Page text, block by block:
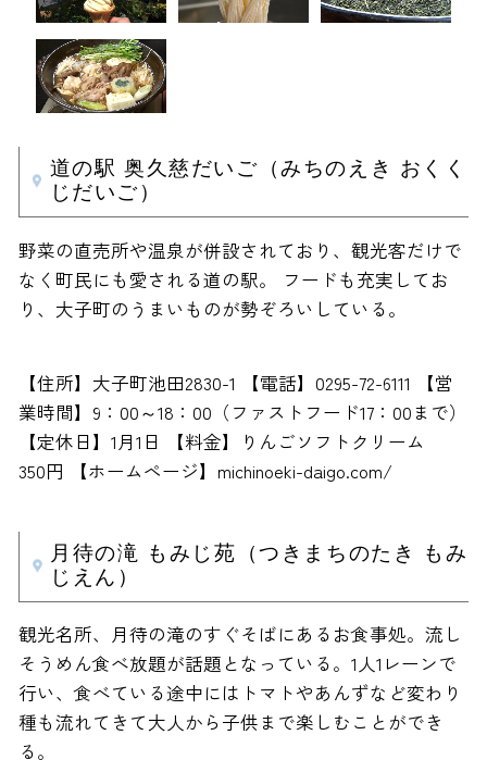
道の駅 奥久慈だいご（みちのえき おくく
じだいご）
野菜の直売所や温泉が併設されており、観光客だけで
なく町民にも愛される道の駅。 フードも充実してお
り、大子町のうまいものが勢ぞろいしている。
【住所】大子町池田2830-1 【電話】0295-72-6111 【営
業時間】9：00～18：00（ファストフード17：00まで）
【定休日】1月1日 【料金】りんごソフトクリーム
350円 【ホームページ】michinoeki-daigo.com/
月待の滝 もみじ苑（つきまちのたき もみ
じえん）
観光名所、月待の滝のすぐそばにあるお食事処。流し
そうめん食べ放題が話題となっている。1人1レーンで
行い、食べている途中にはトマトやあんずなど変わり
種も流れてきて大人から子供まで楽しむことができ
る。